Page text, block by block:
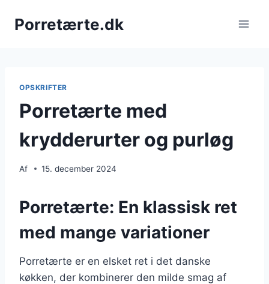
Porretærte.dk
OPSKRIFTER
Porretærte med
krydderurter og purløg
Af 15. december 2024
Porretærte: En klassisk ret
med mange variationer
Porretærte er en elsket ret i det danske
køkken, der kombinerer den milde smag af